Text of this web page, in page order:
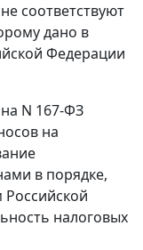
соответствуют
дано в
Федерации
N 167-ФЗ
на
в порядке,
налоговых